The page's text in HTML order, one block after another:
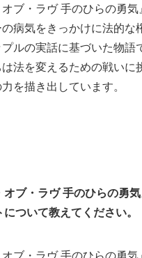
オブ・ラヴ 手のひらの勇気
病気をきっかけに法的な
ルの実話に基づいた物語
法を変えるための戦いに
を描き出しています。
オブ・ラヴ 手のひらの勇気
ついて教えてください。